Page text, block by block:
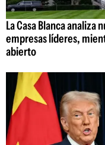
La Casa Blanca analiza
empresas líderes,
abierto